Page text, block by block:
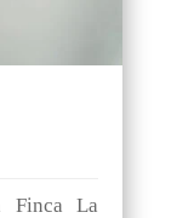
Finca La